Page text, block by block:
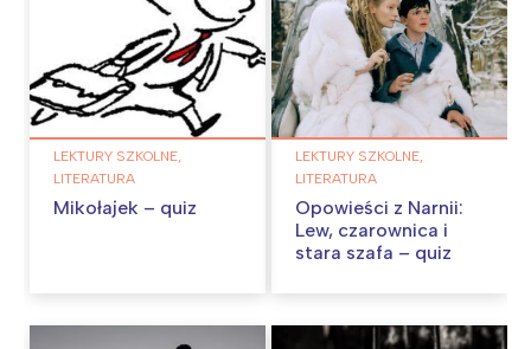
LEKTURY SZKOLNE,
LITERATURA
Mikołajek – quiz
LEKTURY SZKOLNE,
LITERATURA
Opowieści z Narnii:
Lew, czarownica i
stara szafa – quiz